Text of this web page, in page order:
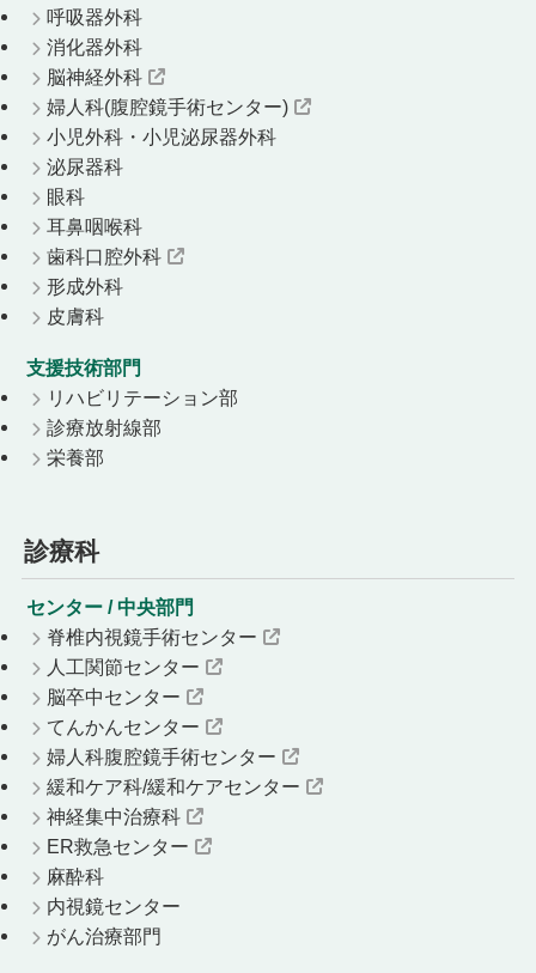
呼吸器外科
消化器外科
脳神経外科
婦人科(腹腔鏡手術センター)
小児外科・小児泌尿器外科
泌尿器科
眼科
耳鼻咽喉科
歯科口腔外科
形成外科
皮膚科
支援技術部門
リハビリテーション部
診療放射線部
栄養部
診療科
センター / 中央部門
脊椎内視鏡手術センター
人工関節センター
脳卒中センター
てんかんセンター
婦人科腹腔鏡手術センター
緩和ケア科/緩和ケアセンター
神経集中治療科
ER救急センター
麻酔科
内視鏡センター
がん治療部門